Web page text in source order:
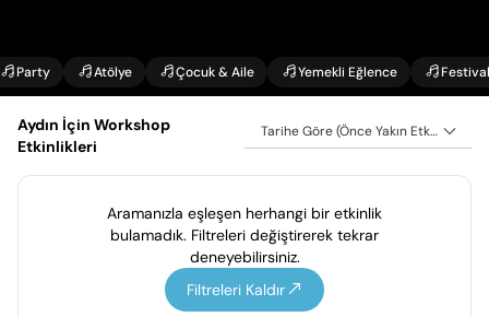
Party Atölye Çocuk & Aile Yemekli Eğlence Festival
Aydın İçin Workshop
Etkinlikleri
Tarihe Göre (Önce Yakın Etkinlikler)
Aramanızla eşleşen herhangi bir etkinlik
bulamadık. Filtreleri değiştirerek tekrar
deneyebilirsiniz.
Filtreleri Kaldır